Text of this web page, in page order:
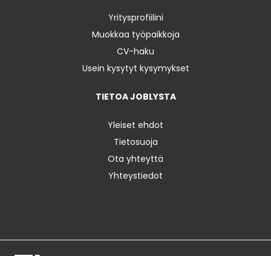
Yritysprofiilini
Muokkaa työpaikkoja
CV-haku
Usein kysytyt kysymykset
TIETOA JOBLYSTA
Yleiset ehdot
Tietosuoja
Ota yhteyttä
Yhteystiedot